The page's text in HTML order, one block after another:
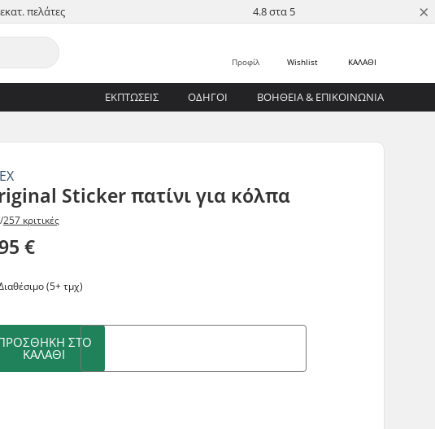
πελάτες 4.8 στα 5 ×
ΚΑΛΑΘΙ
Wishlist
Προφίλ
ΕΚΠΤΩΣΕΙΣ ΟΔΗΓΟΊ ΒΟΉΘΕΙΑ & ΕΠΙΚΟΙΝΩΝΊΑ
Sticker πατίνι για κόλπα
257 κριτικές
€
(5+ τμχ)
ΣΤΟ
ΚΑΛΆΘΙ